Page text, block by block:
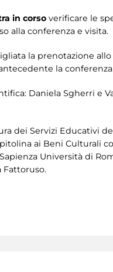
in corso verificare le
alla conferenza e visita.
la prenotazione
la
Daniela Sgherri e
dei Servizi Educativi
ai Beni Culturali
Università di
Fattoruso.